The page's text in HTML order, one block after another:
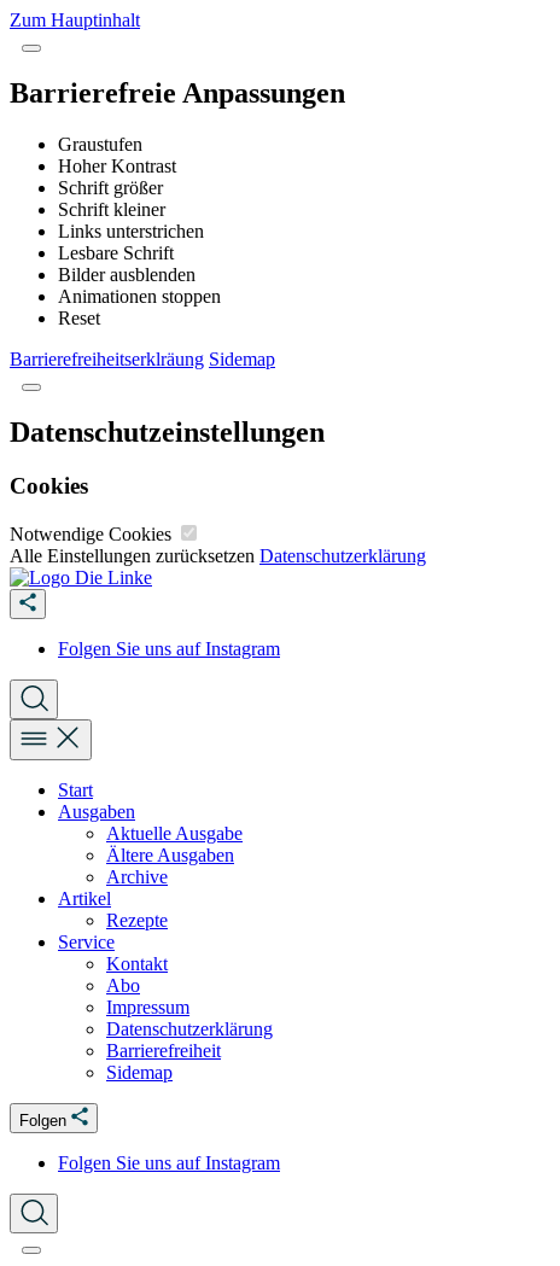
Zum Hauptinhalt
Barrierefreie Anpassungen
Graustufen
Hoher Kontrast
Schrift größer
Schrift kleiner
Links unterstrichen
Lesbare Schrift
Bilder ausblenden
Animationen stoppen
Reset
Barrierefreiheitserklräung Sidemap
Datenschutzeinstellungen
Cookies
Notwendige Cookies
Alle Einstellungen zurücksetzen Datenschutzerklärung
Folgen Sie uns auf Instagram
Start
Ausgaben
Aktuelle Ausgabe
Ältere Ausgaben
Archive
Artikel
Rezepte
Service
Kontakt
Abo
Impressum
Datenschutzerklärung
Barrierefreiheit
Sidemap
Folgen
Folgen Sie uns auf Instagram